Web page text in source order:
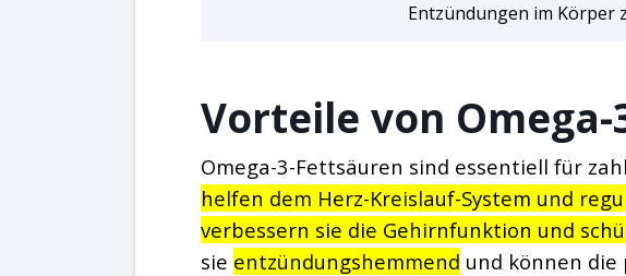
Entzündungen im Körper
Vorteile von Omega-
Omega-3-Fettsäuren sind essentiell für
helfen dem Herz-Kreislauf-System und
verbessern sie die Gehirnfunktion und
sie entzündungshemmend und können die